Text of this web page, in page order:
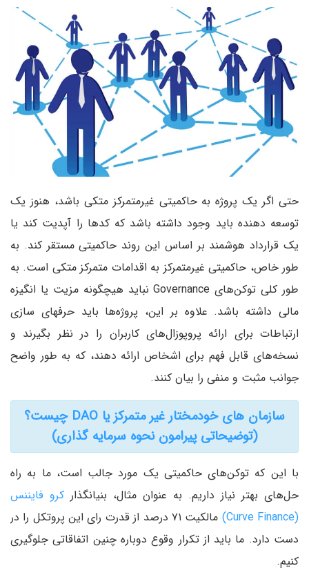
حتی اگر یک پروژه به حاکمیتی غیرمتمرکز متکی باشد، هنوز یک
توسعه دهنده باید وجود داشته باشد که کدها را آپدیت کند یا
یک قرارداد هوشمند بر اساس این روند حاکمیتی مستقر کند. به
طور خاص، حاکمیتی غیرمتمرکز به اقدامات متمرکز متکی است. به
طور کلی توکن‌های Governance نباید هیچگونه مزیت یا انگیزه
مالی داشته باشد. علاوه بر این، پروژه‌ها باید حرفهای سازی
ارتباطات برای ارائه پروپوزال‌های کاربران را در نظر بگیرند و
نسخه‌های قابل فهم برای اشخاص ارائه دهند، که به طور واضح
جوانب مثبت و منفی را بیان کنند.
سازمان های خودمختار غیر متمرکز یا DAO چیست؟
(توضیحاتی پیرامون نحوه سرمایه گذاری)
با این که توکن‌های حاکمیتی یک مورد جالب است، ما به راه
حل‌های بهتر نیاز داریم. به عنوان مثال، بنیانگذار کرو فایننس
(Curve Finance)
مالکیت ۷۱ درصد از قدرت رای این پروتکل را در
دست دارد. ما باید از تکرار وقوع دوباره چنین اتفاقاتی جلوگیری
کنیم.